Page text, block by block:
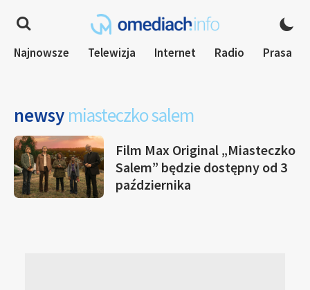
Najnowsze Telewizja Internet Radio Prasa
newsy miasteczko salem
Film Max Original „Miasteczko
Salem” będzie dostępny od 3
października